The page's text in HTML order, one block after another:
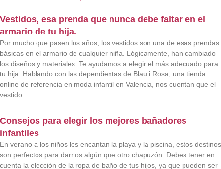
Vestidos, esa prenda que nunca debe faltar en el
armario de tu hija.
Por mucho que pasen los años, los vestidos son una de esas prendas
básicas en el armario de cualquier niña. Lógicamente, han cambiado
los diseños y materiales. Te ayudamos a elegir el más adecuado para
tu hija. Hablando con las dependientas de Blau i Rosa, una tienda
online de referencia en moda infantil en Valencia, nos cuentan que el
vestido
Consejos para elegir los mejores bañadores
infantiles
En verano a los niños les encantan la playa y la piscina, estos destinos
son perfectos para darnos algún que otro chapuzón. Debes tener en
cuenta la elección de la ropa de baño de tus hijos, ya que pueden ser